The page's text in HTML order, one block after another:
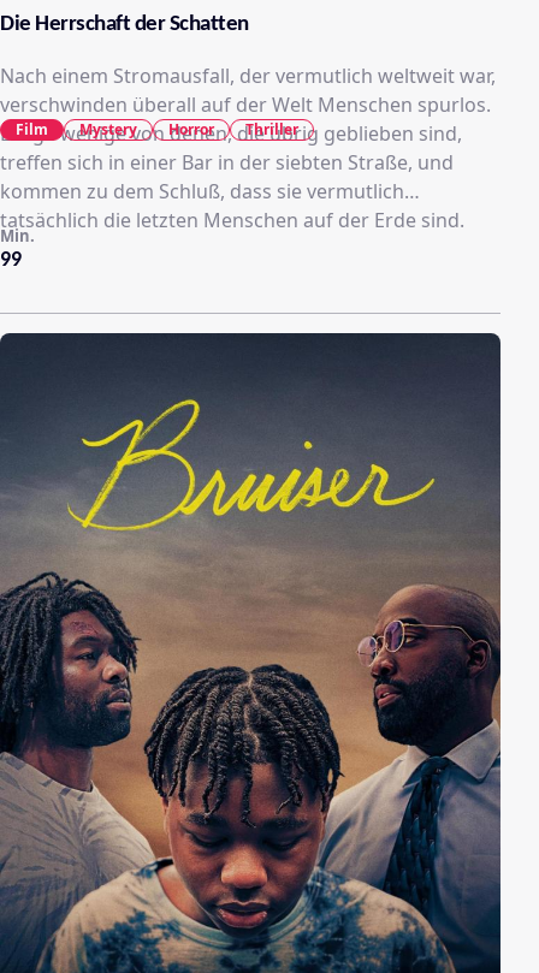
Die Herrschaft der Schatten
Nach einem Stromausfall, der vermutlich weltweit war,
verschwinden überall auf der Welt Menschen spurlos.
Einige wenige von denen, die übrig geblieben sind,
treffen sich in einer Bar in der siebten Straße, und
kommen zu dem Schluß, dass sie vermutlich
tatsächlich die letzten Menschen auf der Erde sind.
99
Min.
Film Mystery Horror Thriller